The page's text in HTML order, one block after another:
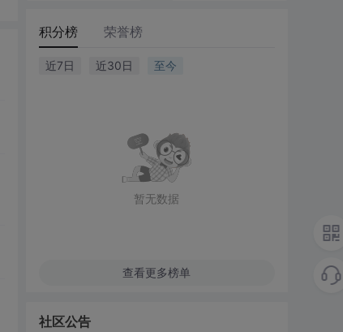
积分榜 荣誉榜
近7日 近30日 至今
暂无数据
查看更多榜单
社区公告